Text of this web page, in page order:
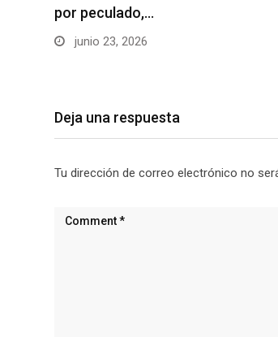
por peculado,…
junio 23, 2026
Deja una respuesta
Tu dirección de correo electrónico no